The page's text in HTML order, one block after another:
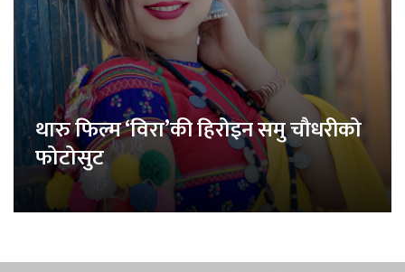
थारु फिल्म ‘विरा’की हिरोइन समु चौधरीको
फोटोसुट